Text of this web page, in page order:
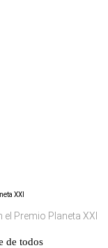
Premio Planeta XXI
de todos